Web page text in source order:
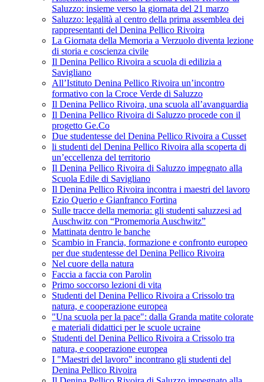
Saluzzo: insieme verso la giornata del 21 marzo
Saluzzo: legalità al centro della prima assemblea dei
rappresentanti del Denina Pellico Rivoira
La Giornata della Memoria a Verzuolo diventa lezione
di storia e coscienza civile
Il Denina Pellico Rivoira a scuola di edilizia a
Savigliano
All’Istituto Denina Pellico Rivoira un’incontro
formativo con la Croce Verde di Saluzzo
Il Denina Pellico Rivoira, una scuola all’avanguardia
Il Denina Pellico Rivoira di Saluzzo procede con il
progetto Ge.Co
Due studentesse del Denina Pellico Rivoira a Cusset
li studenti del Denina Pellico Rivoira alla scoperta di
un’eccellenza del territorio
Il Denina Pellico Rivoira di Saluzzo impegnato alla
Scuola Edile di Savigliano
Il Denina Pellico Rivoira incontra i maestri del lavoro
Ezio Querio e Gianfranco Fortina
Sulle tracce della memoria: gli studenti saluzzesi ad
Auschwitz con “Promemoria Auschwitz”
Mattinata dentro le banche
Scambio in Francia, formazione e confronto europeo
per due studentesse del Denina Pellico Rivoira
Nel cuore della natura
Faccia a faccia con Parolin
Primo soccorso lezioni di vita
Studenti del Denina Pellico Rivoira a Crissolo tra
natura, e cooperazione europea
"Una scuola per la pace": dalla Granda matite colorate
e materiali didattici per le scuole ucraine
Studenti del Denina Pellico Rivoira a Crissolo tra
natura, e cooperazione europea
I "Maestri del lavoro" incontrano gli studenti del
Denina Pellico Rivoira